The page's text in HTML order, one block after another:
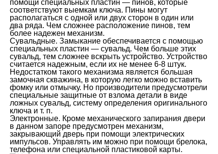
помощи специальных пластин — пинов, которые
соответствуют выемкам ключа. Пины могут
располагаться с одной или двух сторон в один или
два ряда. Чем сложнее расположение пинов, тем
более надежен механизм.
Сувальдные. Замыкание обеспечивается с помощью
специальных пластин — сувальд. Чем больше этих
сувальд, тем сложнее вскрыть устройство. Устройство
считается надежным, если их не менее 6-8 штук.
Недостатком такого механизма является большая
замочная скважина, в которую легко можно вставить
фомку или отмычку. Но производители предусмотрели
специальные защитные от взлома детали в виде
ложных сувальд, систему определения оригинального
ключа и т. п.
Электронные. Кроме механического запирания двери
в данном запоре предусмотрен механизм,
закрывающий дверь при помощи электрических
импульсов. Управлять им можно при помощи брелока,
телефона или специальной пластиковой карты.